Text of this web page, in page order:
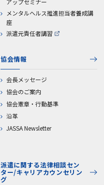
アップセミナー
メンタルヘルス推進担当者養成講
座
派遣元責任者講習
協会情報
会長メッセージ
協会のご案内
協会憲章・行動基準
沿革
JASSA Newsletter
派遣に関する法律相談セン
ター/キャリアカウンセリン
グ